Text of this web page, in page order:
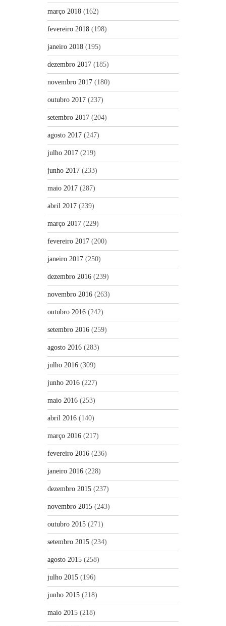
março 2018 (162)
fevereiro 2018 (198)
janeiro 2018 (195)
dezembro 2017 (185)
novembro 2017 (180)
outubro 2017 (237)
setembro 2017 (204)
agosto 2017 (247)
julho 2017 (219)
junho 2017 (233)
maio 2017 (287)
abril 2017 (239)
março 2017 (229)
fevereiro 2017 (200)
janeiro 2017 (250)
dezembro 2016 (239)
novembro 2016 (263)
outubro 2016 (242)
setembro 2016 (259)
agosto 2016 (283)
julho 2016 (309)
junho 2016 (227)
maio 2016 (253)
abril 2016 (140)
março 2016 (217)
fevereiro 2016 (236)
janeiro 2016 (228)
dezembro 2015 (237)
novembro 2015 (243)
outubro 2015 (271)
setembro 2015 (234)
agosto 2015 (258)
julho 2015 (196)
junho 2015 (218)
maio 2015 (218)